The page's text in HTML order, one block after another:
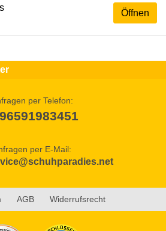
Öffnen
per Telefon:
per E-Mail:
AGB Widerrufsrecht